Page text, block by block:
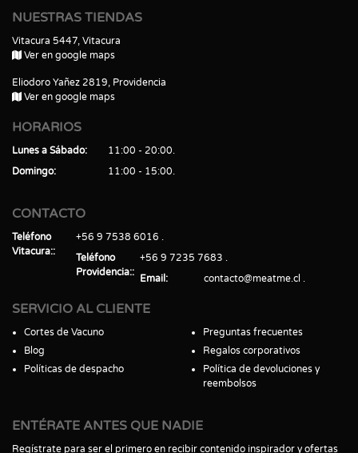
NUESTRAS TIENDAS
Vitacura 5447, Vitacura
Ver en google maps
Eliodoro Yañez 2819, Providencia
Ver en google maps
HORARIOS
Lunes a Sábado
11:00 - 20:00
Domingo
11:00 - 15:00
CONTACTO
Teléfono
Vitacura:
+56 9 7538 6016
Teléfono
Providencia:
+56 9 7235 7683
Email
contacto@meatme.cl
SERVICIO AL CLIENTE
Cortes de Vacuno
Blog
Políticas de despacho
Preguntas frecuentes
Regalos corporativos
Política de devoluciones y
reembolsos
ENTÉRATE ANTES QUE NADIE
Regístrate para ser el primero en recibir contenido inspirador y ofertas